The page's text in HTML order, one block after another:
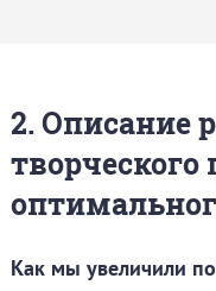
2. Описание
Как мы увеличили